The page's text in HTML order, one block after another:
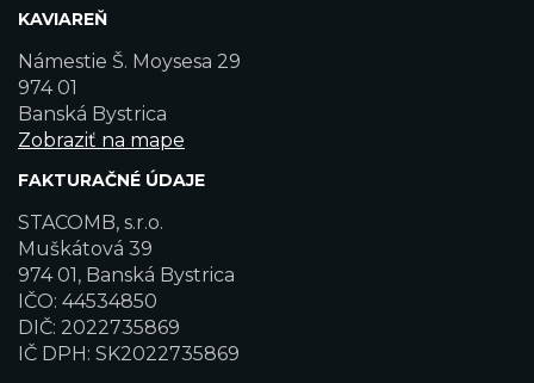
KAVIAREŇ
Námestie Š. Moysesa 29
974 01
Banská Bystrica
Zobraziť na mape
FAKTURAČNÉ ÚDAJE
STACOMB, s.r.o.
Muškátová 39
974 01, Banská Bystrica
IČO: 44534850
DIČ: 2022735869
IČ DPH: SK2022735869